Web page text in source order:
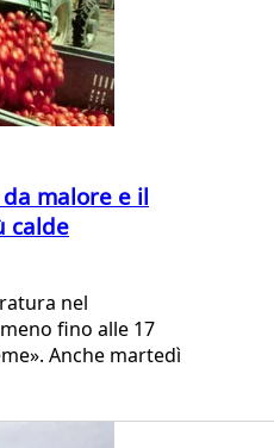
malore e il
calde
nel
fino alle 17
Anche martedì